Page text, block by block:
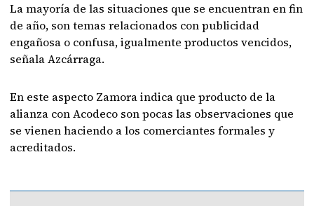
La mayoría de las situaciones que se encuentran en fin
de año, son temas relacionados con publicidad
engañosa o confusa, igualmente productos vencidos,
señala Azcárraga.
En este aspecto Zamora indica que producto de la
alianza con Acodeco son pocas las observaciones que
se vienen haciendo a los comerciantes formales y
acreditados.